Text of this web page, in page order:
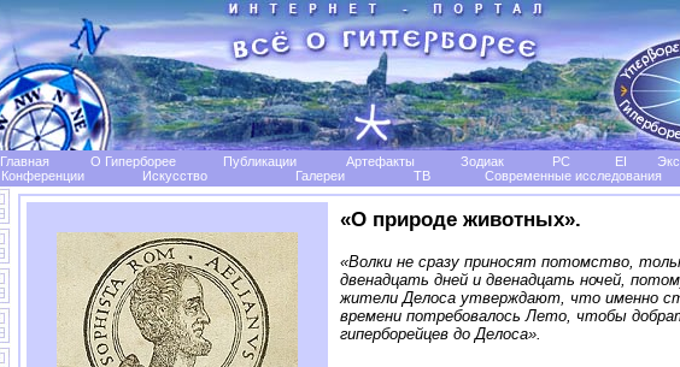
Главная О Гиперборее Публикации Артефакты Зодиак РС EI
Конференции
Искусство Галереи TB Современные исследования
«О природе животных».
«Волки не сразу приносят потомство,
двенадцать дней и двенадцать ночей,
жители Делоса утверждают, что именно
времени потребовалось Лето, чтобы
гиперборейцев до Делоса».